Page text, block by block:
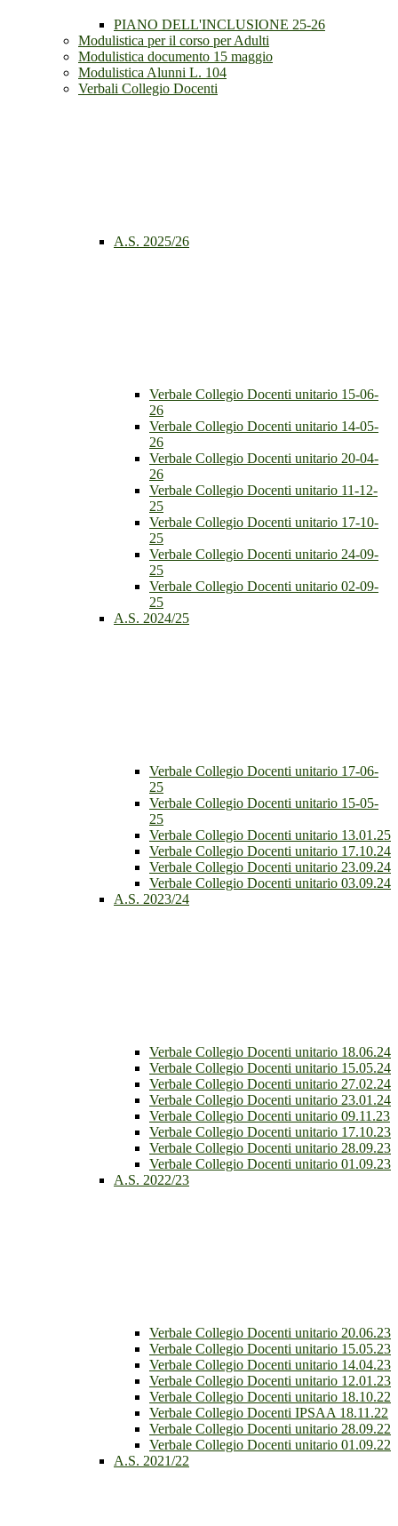
PIANO DELL'INCLUSIONE 25-26
Modulistica per il corso per Adulti
Modulistica documento 15 maggio
Modulistica Alunni L. 104
Verbali Collegio Docenti
A.S. 2025/26
Verbale Collegio Docenti unitario 15-06-
26
Verbale Collegio Docenti unitario 14-05-
26
Verbale Collegio Docenti unitario 20-04-
26
Verbale Collegio Docenti unitario 11-12-
25
Verbale Collegio Docenti unitario 17-10-
25
Verbale Collegio Docenti unitario 24-09-
25
Verbale Collegio Docenti unitario 02-09-
25
A.S. 2024/25
Verbale Collegio Docenti unitario 17-06-
25
Verbale Collegio Docenti unitario 15-05-
25
Verbale Collegio Docenti unitario 13.01.25
Verbale Collegio Docenti unitario 17.10.24
Verbale Collegio Docenti unitario 23.09.24
Verbale Collegio Docenti unitario 03.09.24
A.S. 2023/24
Verbale Collegio Docenti unitario 18.06.24
Verbale Collegio Docenti unitario 15.05.24
Verbale Collegio Docenti unitario 27.02.24
Verbale Collegio Docenti unitario 23.01.24
Verbale Collegio Docenti unitario 09.11.23
Verbale Collegio Docenti unitario 17.10.23
Verbale Collegio Docenti unitario 28.09.23
Verbale Collegio Docenti unitario 01.09.23
A.S. 2022/23
Verbale Collegio Docenti unitario 20.06.23
Verbale Collegio Docenti unitario 15.05.23
Verbale Collegio Docenti unitario 14.04.23
Verbale Collegio Docenti unitario 12.01.23
Verbale Collegio Docenti unitario 18.10.22
Verbale Collegio Docenti IPSAA 18.11.22
Verbale Collegio Docenti unitario 28.09.22
Verbale Collegio Docenti unitario 01.09.22
A.S. 2021/22